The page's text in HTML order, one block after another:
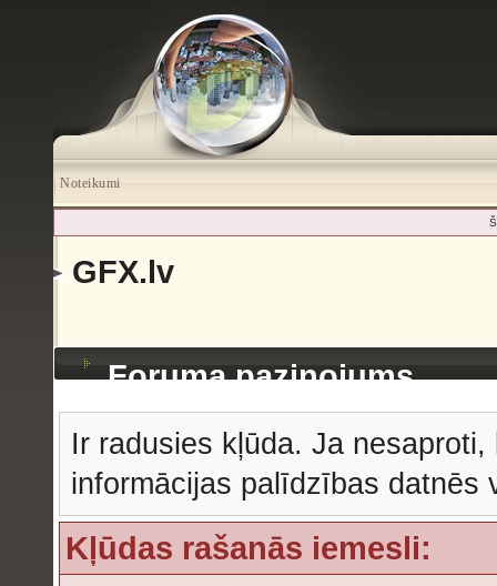
Noteikumi
GFX.lv
Foruma paziņojums
Ir radusies kļūda. Ja
informācijas palīdzības datnēs
Kļūdas rašanās iemesli: